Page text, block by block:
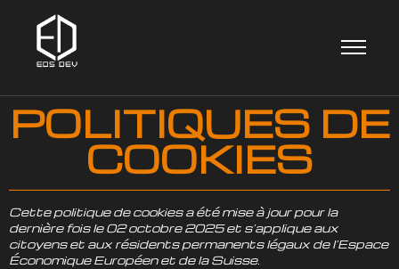
POLITIQUES DE
COOKIES
Cette politique de cookies a été mise à jour pour la
dernière fois le 02 octobre 2025 et s’applique aux
citoyens et aux résidents permanents légaux de l’Espace
Économique Européen et de la Suisse.